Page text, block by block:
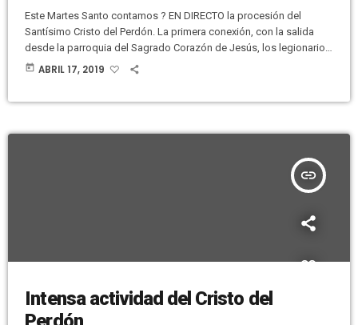
Este Martes Santo contamos ? EN DIRECTO la procesión del
Santísimo Cristo del Perdón. La primera conexión, con la salida
desde la parroquia del Sagrado Corazón de Jesús, los legionarios
y el encuentro con Mater Desolata tuvo un impresionante
today ABRIL 17, 2019
insert_link
Intensa actividad del Cristo del